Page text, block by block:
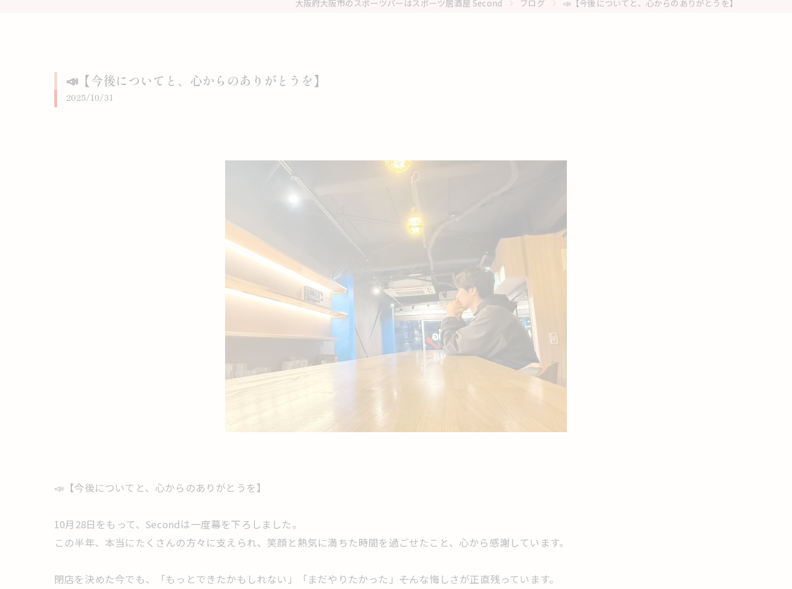
大阪府大阪市のスポーツバーはスポーツ居酒屋 Second ブログ 📣【今後についてと、心からのありがとうを】
📣【今後についてと、心からのありがとうを】
2025/10/31
📣【今後についてと、心からのありがとうを】
10月28日をもって、Secondは一度幕を下ろしました。
この半年、本当にたくさんの方々に支えられ、笑顔と熱気に満ちた時間を過ごせたこと、心から感謝しています。
閉店を決めた今でも、「もっとできたかもしれない」「まだやりたかった」――そんな悔しさが正直残っています。